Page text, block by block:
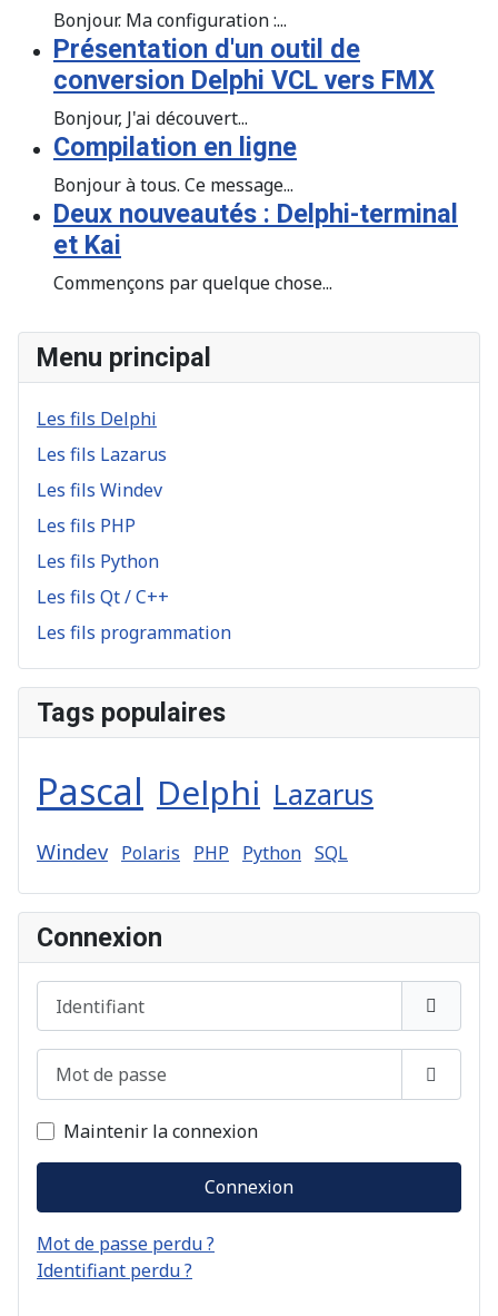
Bonjour. Ma configuration :...
Présentation d'un outil de
conversion Delphi VCL vers FMX
Bonjour, J'ai découvert...
Compilation en ligne
Bonjour à tous. Ce message...
Deux nouveautés : Delphi-terminal
et Kai
Commençons par quelque chose...
Menu principal
Les fils Delphi
Les fils Lazarus
Les fils Windev
Les fils PHP
Les fils Python
Les fils Qt / C++
Les fils programmation
Tags populaires
Pascal Delphi Lazarus
Windev Polaris PHP Python SQL
Connexion
Identifiant
Maintenir la connexion
Connexion
Mot de passe perdu ?
Identifiant perdu ?